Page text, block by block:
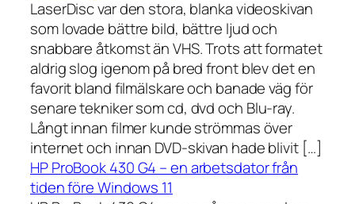
LaserDisc var den stora, blanka videoskivan
som lovade bättre bild, bättre ljud och
snabbare åtkomst än VHS. Trots att formatet
aldrig slog igenom på bred front blev det en
favorit bland filmälskare och banade väg för
senare tekniker som cd, dvd och Blu-ray.
Långt innan filmer kunde strömmas över
internet och innan DVD-skivan hade blivit […]
HP ProBook 430 G4 – en arbetsdator från
tiden före Windows 11